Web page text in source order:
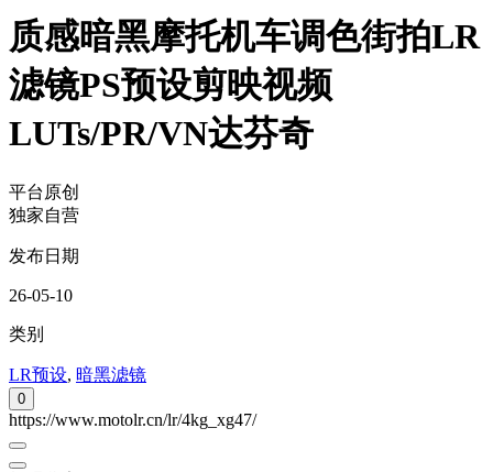
质感暗黑摩托机车调色街拍LR
滤镜PS预设剪映视频
LUTs/PR/VN达芬奇
平台原创
独家自营
发布日期
26-05-10
类别
LR预设, 暗黑滤镜
0
https://www.motolr.cn/lr/4kg_xg47/